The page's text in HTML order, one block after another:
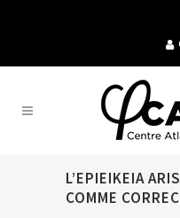
L’EPIEIKEIA
COMME